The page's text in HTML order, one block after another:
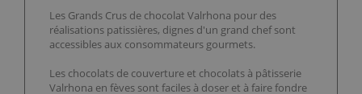
Les Grands Crus de chocolat Valrhona pour des
réalisations patissières, dignes d'un grand chef sont
accessibles aux consommateurs gourmets.
Les chocolats de couverture et chocolats à pâtisserie
Valrhona en fèves sont faciles à doser et à faire fondre